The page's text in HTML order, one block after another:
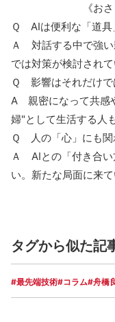
《おさら
Ｑ AIは便利な「道具
Ａ 対話する中で強い
では対策が検討されて
Ｑ 影響はそれだけで
A 親密になって共感
婦"として生活する人
Ｑ 人の「心」にも関
Ａ AIとの「付き合
い。新たな局面に来て
タグから似た記
#最先端技術#コラム#舟橋